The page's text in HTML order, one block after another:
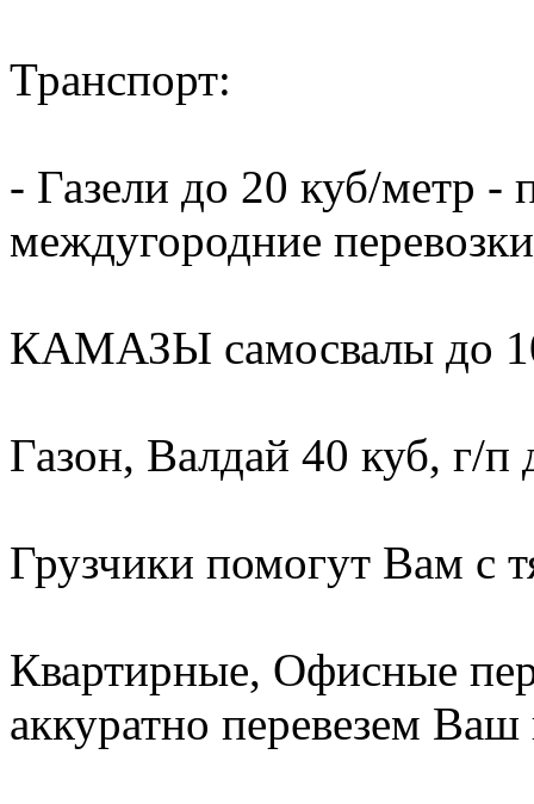
Транспорт:
- Газели до 20 куб/метр -
междугородние
КАМАЗЫ самосвалы до
Газон, Валдай 40 куб, г/п
Грузчики помогут Вам с
Квартирные, Офисные
аккуратно перевезем Ваш